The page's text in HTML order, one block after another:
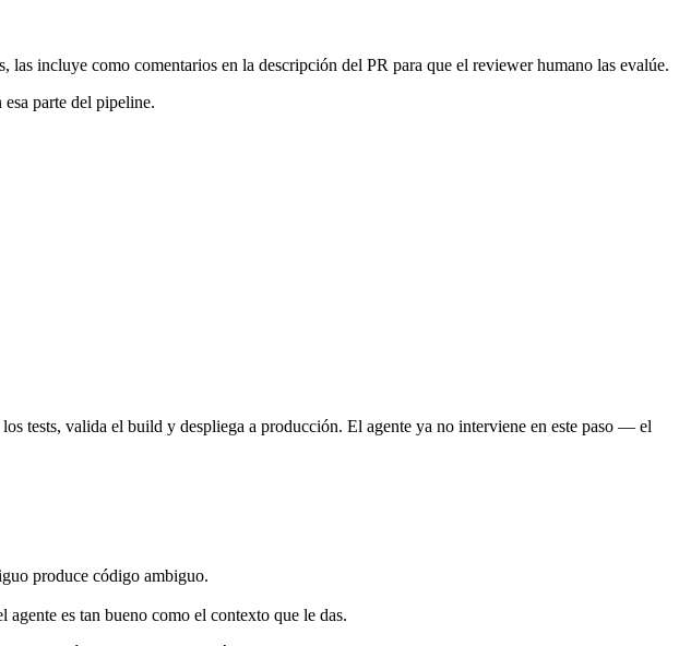
incluye como comentarios en la descripción del PR para que el reviewer humano las evalúe.
parte del pipeline.
tests, valida el build y despliega a producción. El agente ya no interviene en este paso — el
produce código ambiguo.
es tan bueno como el contexto que le das.